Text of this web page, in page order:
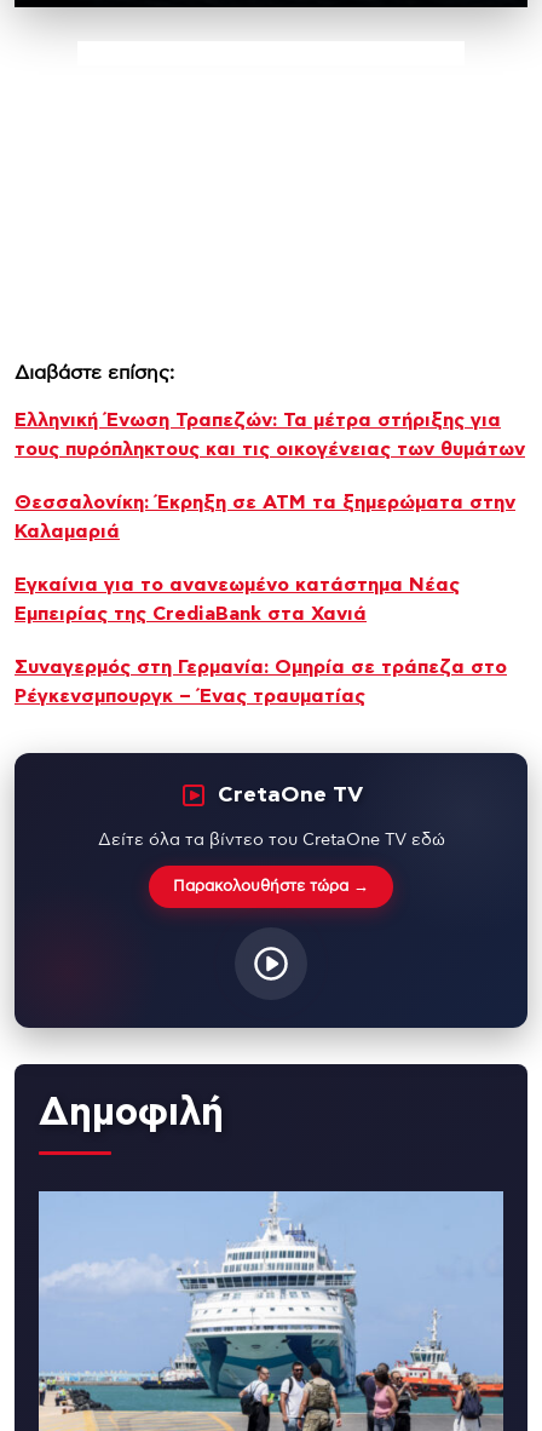
Διαβάστε επίσης:
Ελληνική Ένωση Τραπεζών: Τα μέτρα στήριξης για
τους πυρόπληκτους και τις οικογένειας των θυμάτων
Θεσσαλονίκη: Έκρηξη σε ΑΤΜ τα ξημερώματα στην
Καλαμαριά
Εγκαίνια για το ανανεωμένο κατάστημα Νέας
Εμπειρίας της CrediaBank στα Χανιά
Συναγερμός στη Γερμανία: Ομηρία σε τράπεζα στο
Ρέγκενσμπουργκ – Ένας τραυματίας
CretaOne TV
Δείτε όλα τα βίντεο του CretaOne TV εδώ
Παρακολουθήστε τώρα →
Δημοφιλή